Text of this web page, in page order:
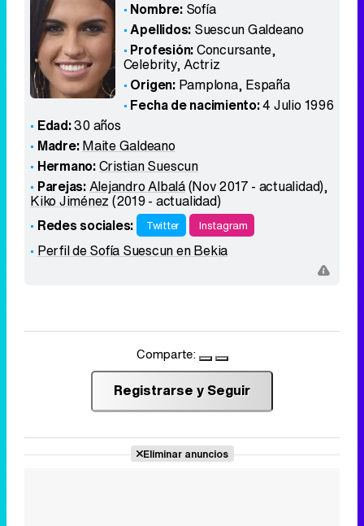
Nombre: Sofía
Apellidos: Suescun Galdeano
Profesión:Concursante,
Celebrity, Actriz
Origen: Pamplona, España
Fecha de nacimiento:4 Julio 1996
Edad:30 años
Madre:Maite Galdeano
Hermano:Cristian Suescun
Parejas:Alejandro Albalá(Nov 2017 - actualidad),
Kiko Jiménez (2019 - actualidad)
Redes sociales:
Twitter Instagram
Perfil de Sofía Suescun en Bekia
Comparte:
Registrarse y Seguir
Eliminar anuncios